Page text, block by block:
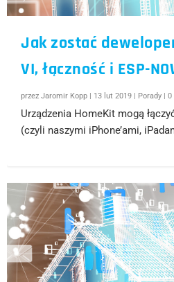
Jak zostać
VI, łączność i ESP-
przezJaromir Kopp | 13 lut 2019 | Porady |0
Urządzenia HomeKit mogą
(czyli naszymi iPhone’ami,